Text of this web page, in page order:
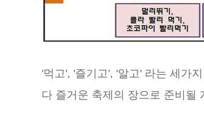
'먹고', '즐기고', '알고' 라는 세가
다 즐거운 축제의 장으로 준비될